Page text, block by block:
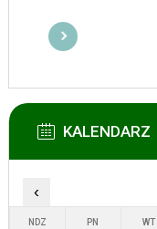
KALENDARZ
‹
NDZ PN WT